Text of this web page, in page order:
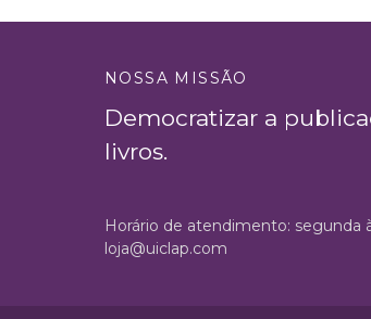
NOSSA MISSÃO
Democratizar a
livros.
Horário de atendimento: segunda
loja@uiclap.com